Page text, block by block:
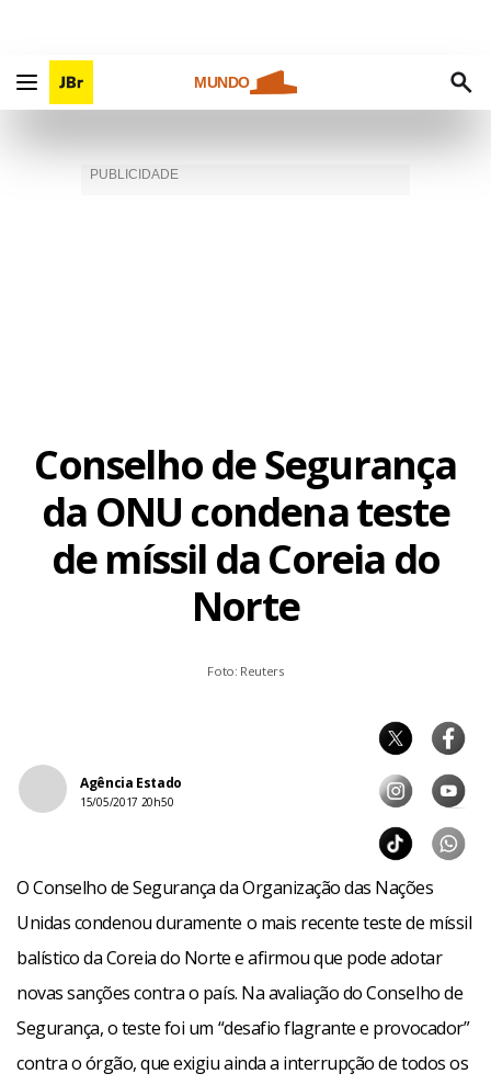
MUNDO
Conselho de Segurança
da ONU condena teste
de míssil da Coreia do
Norte
Foto: Reuters
Agência Estado
15/05/2017 20h50
O Conselho de Segurança da Organização das Nações
Unidas condenou duramente o mais recente teste de míssil
balístico da Coreia do Norte e afirmou que pode adotar
novas sanções contra o país. Na avaliação do Conselho de
Segurança, o teste foi um “desafio flagrante e provocador”
contra o órgão, que exigiu ainda a interrupção de todos os